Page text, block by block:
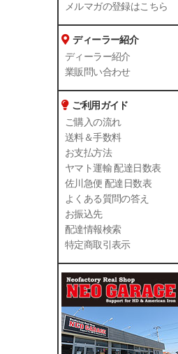
メルマガの登録はこちら
ディーラー紹介
ディーラー紹介
業販問い合わせ
ご利用ガイド
ご購入の流れ
送料＆手数料
お支払方法
ヤマト運輸 配達日数表
佐川急便 配達日数表
よくある質問の答え
お振込先
配達情報検索
特定商取引表示